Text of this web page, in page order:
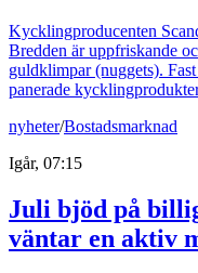
Kycklingproducenten
Bredden är uppfriskande
guldklimpar (nuggets).
panerade
nyheter/Bostadsmarknad
Igår, 07:15
Juli bjöd på
väntar en aktiv